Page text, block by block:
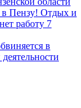
в Пензу! Отдых и
работу 7
в